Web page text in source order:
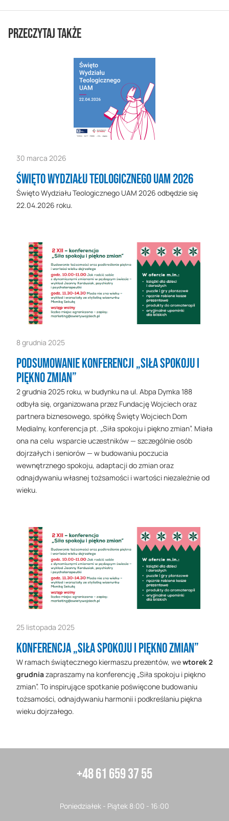
Przeczytaj także
30 marca 2026
Święto Wydziału Teologicznego UAM 2026
Święto Wydziału Teologicznego UAM 2026 odbędzie się
22.04.2026 roku.
8 grudnia 2025
Podsumowanie konferencji „Siła spokoju i
piękno zmian”
2 grudnia 2025 roku, w budynku na ul. Abpa Dymka 188
odbyła się, organizowana przez Fundację Wojciech oraz
partnera biznesowego, spółkę Święty Wojciech Dom
Medialny, konferencja pt. „Siła spokoju i piękno zmian”. Miała
ona na celu wsparcie uczestników — szczególnie osób
dojrzałych i seniorów — w budowaniu poczucia
wewnętrznego spokoju, adaptacji do zmian oraz
odnajdywaniu własnej tożsamości i wartości niezależnie od
wieku.
25 listopada 2025
Konferencja „Siła spokoju i piękno zmian”
W ramach świątecznego kiermaszu prezentów, wewtorek 2
grudniazapraszamy na konferencję „Siła spokoju i piękno
zmian”. To inspirujące spotkanie poświęcone budowaniu
tożsamości, odnajdywaniu harmonii i podkreślaniu piękna
wieku dojrzałego.
+48 61 659 37 55
Poniedziałek - Piątek 8:00 - 16:00